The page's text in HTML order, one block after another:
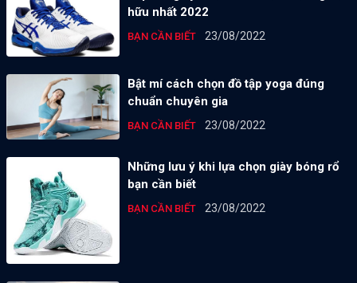
hữu nhất 2022
BẠN CẦN BIẾT 23/08/2022
Bật mí cách chọn đồ tập yoga đúng
chuẩn chuyên gia
BẠN CẦN BIẾT 23/08/2022
Những lưu ý khi lựa chọn giày bóng rổ
bạn cần biết
BẠN CẦN BIẾT 23/08/2022